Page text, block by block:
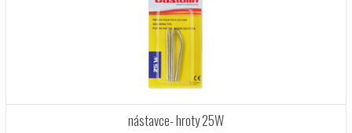
nástavce- hroty 25W